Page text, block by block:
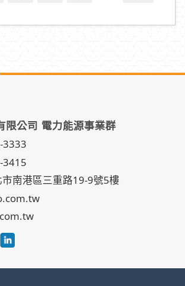
限公司 電力能源事業群
3333
3415
南港區三重路19-9號5樓